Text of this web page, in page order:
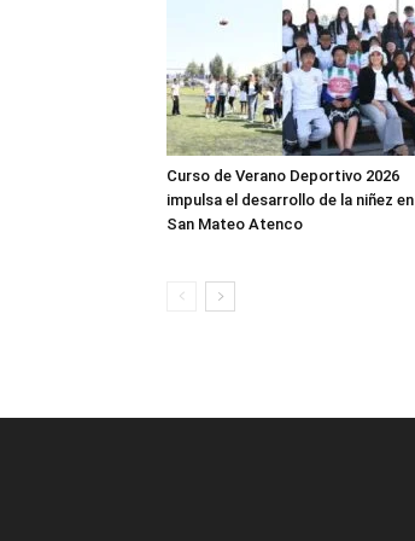
Curso de Verano Deportivo 2026
impulsa el desarrollo de la niñez en
San Mateo Atenco